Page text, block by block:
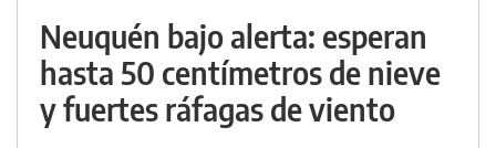
Neuquén bajo alerta: esperan
hasta 50 centímetros de nieve
y fuertes ráfagas de viento